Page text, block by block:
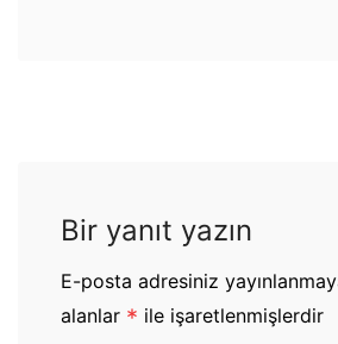
Bir yanıt yazın
E-posta adresiniz
alanlar * ile işaretlenmişlerdir